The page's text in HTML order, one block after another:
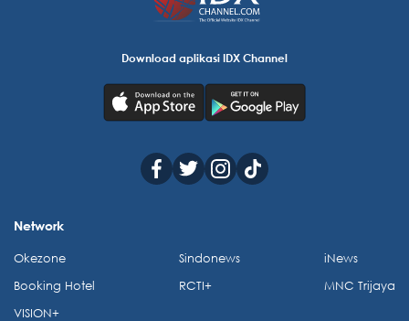
Download aplikasi IDX Channel
Network
Okezone
Booking Hotel
VISION+
Sindonews
RCTI+
iNews
MNC Trijaya